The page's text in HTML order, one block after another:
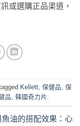
或選購正品渠道，
Kellett 保健品 保
品 韓國奇力片
魚油的搭配效果：心